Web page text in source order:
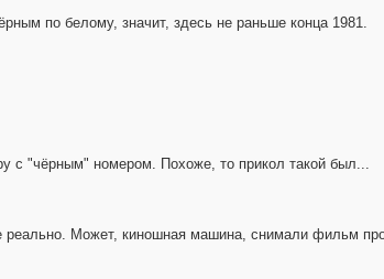
по белому, значит, здесь не раньше конца 1981.
с "чёрным" номером. Похоже, то прикол такой был...
реально. Может, киношная машина, снимали фильм